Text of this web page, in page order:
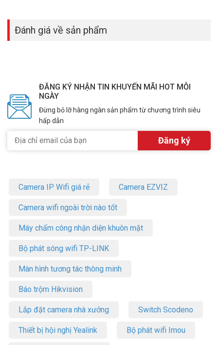
Đánh giá về sản phẩm
ĐĂNG KÝ NHẬN TIN KHUYẾN MÃI HOT MỖI
NGÀY
Đừng bỏ lỡ hàng ngàn sản phẩm từ chương trình siêu
hấp dẫn
Camera IP Wifi giá rẻ Camera EZVIZ
Camera wifi ngoài trời nào tốt
Máy chấm công nhận diện khuôn mặt
Bộ phát sóng wifi TP-LINK
Màn hình tương tác thông minh
Báo trộm Hikvision
Lắp đặt camera nhà xưởng Switch Scodeno
Thiết bị hội nghị Yealink Bộ phát wifi Imou